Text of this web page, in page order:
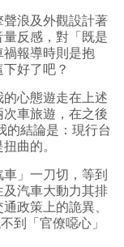
浪及外觀設計著
反感，對「既是
報導時則是抱
好了吧？
心態遊走在上述
車旅遊，在之後
的結論是：現行台
曲的。
」一刀切，等到
汽車大動力其排
政策上的詭異、
到「官僚噁心」